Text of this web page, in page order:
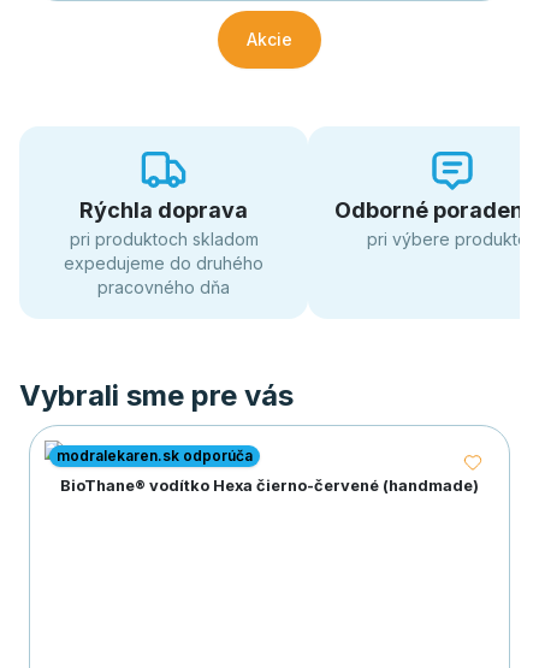
Rýchla doprava
pri produktoch skladom
expedujeme do druhého
pracovného dňa
Odborné
pri výbere produktov
Akcie
Vybrali sme pre vás
modralekaren.sk odporúča
BioThane® vodítko Hexa čierno-červené (handmade)